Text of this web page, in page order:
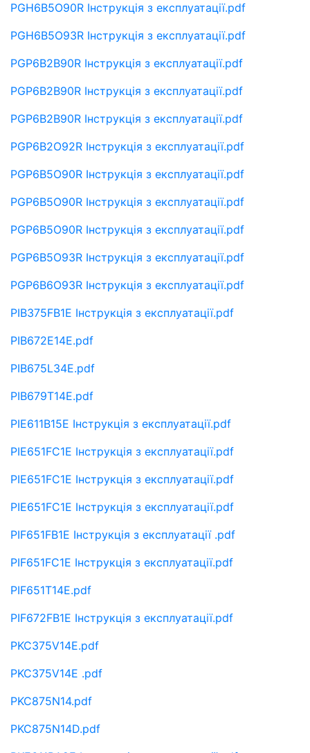
PGH6B5O90R Інструкція з експлуатації.pdf
PGH6B5O93R Інструкція з експлуатації.pdf
PGP6B2B90R Інструкція з експлуатації.pdf
PGP6B2B90R Інструкція з експлуатації.pdf
PGP6B2B90R Інструкція з експлуатації.pdf
PGP6B2O92R Інструкція з експлуатації.pdf
PGP6B5O90R Інструкція з експлуатації.pdf
PGP6B5O90R Інструкція з експлуатації.pdf
PGP6B5O90R Інструкція з експлуатації.pdf
PGP6B5O93R Інструкція з експлуатації.pdf
PGP6B6O93R Інструкція з експлуатації.pdf
PIB375FB1E Інструкція з експлуатації.pdf
PIB672E14E.pdf
PIB675L34E.pdf
PIB679T14E.pdf
PIE611B15E Інструкція з експлуатації.pdf
PIE651FC1E Інструкція з експлуатації.pdf
PIE651FC1E Інструкція з експлуатації.pdf
PIE651FC1E Інструкція з експлуатації.pdf
PIF651FB1E Інструкція з експлуатації .pdf
PIF651FC1E Інструкція з експлуатації.pdf
PIF651T14E.pdf
PIF672FB1E Інструкція з експлуатації.pdf
PKC375V14E.pdf
PKC375V14E .pdf
PKC875N14.pdf
PKC875N14D.pdf